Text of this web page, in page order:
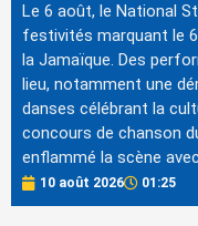
Le 6 août, le National
festivités marquant le
la Jamaïque. Des
lieu, notamment une
danses célébrant la
concours de chanson
enflammé la scène
10 août 2026 01:25